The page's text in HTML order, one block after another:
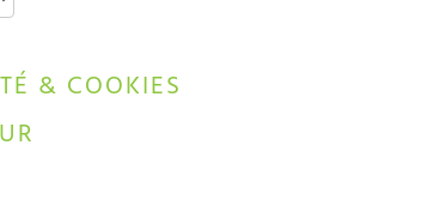
& COOKIES